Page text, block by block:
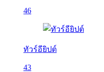
46
ทัวร์อียิปต์
43